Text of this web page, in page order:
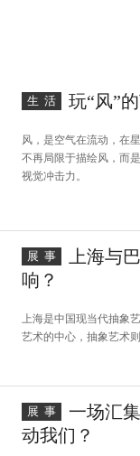
生活 玩“风”
风，是空气在流动，在
不再局限于描绘风，而
视觉冲击力。
展事
上海与
响？
上海是中国现当代抽象
艺术的中心，抽象艺术
展事
一场汇
动我们？